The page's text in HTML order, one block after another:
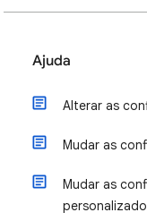
Ajuda
Alterar as
Mudar as
Mudar as